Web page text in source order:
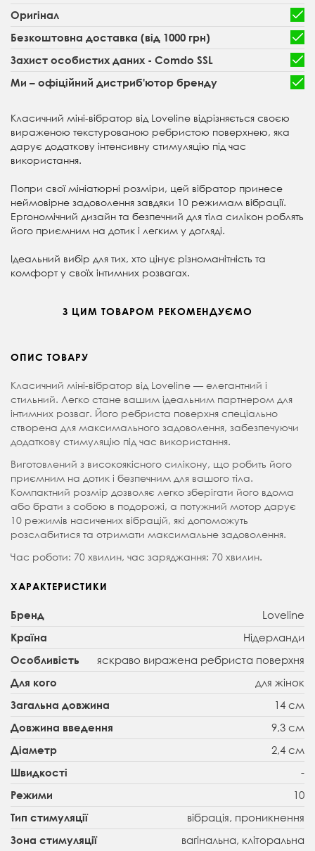
Оригінал
Безкоштовна доставка (від 1000 грн)
Захист особистих даних - Comdo SSL
Ми – офіційний дистриб'ютор бренду
Класичний міні-вібратор від Loveline відрізняється своєю
вираженою текстурованою ребристою поверхнею, яка
дарує додаткову інтенсивну стимуляцію під час
використання.
Попри свої мініатюрні розміри, цей вібратор принесе
неймовірне задоволення завдяки 10 режимам вібрації.
Ергономічний дизайн та безпечний для тіла силікон роблять
його приємним на дотик і легким у догляді.
Ідеальний вибір для тих, хто цінує різноманітність та
комфорт у своїх інтимних розвагах.
З ЦИМ ТОВАРОМ РЕКОМЕНДУЄМО
ОПИС ТОВАРУ
Класичний міні-вібратор від Loveline — елегантний і
стильний. Легко стане вашим ідеальним партнером для
інтимних розваг. Його ребриста поверхня спеціально
створена для максимального задоволення, забезпечуючи
додаткову стимуляцію під час використання.
Виготовлений з високоякісного силікону, що робить його
приємним на дотик і безпечним для вашого тіла.
Компактний розмір дозволяє легко зберігати його вдома
або брати з собою в подорожі, а потужний мотор дарує
10 режимів насичених вібрацій, які допоможуть
розслабитися та отримати максимальне задоволення.
Час роботи: 70 хвилин, час заряджання: 70 хвилин.
ХАРАКТЕРИСТИКИ
Бренд Loveline
Країна Нідерланди
Особливість яскраво виражена ребриста поверхня
Для кого для жінок
Загальна довжина 14 см
Довжина введення 9,3 см
Діаметр 2,4 см
Швидкості -
Режими 10
Тип стимуляції вібрація, проникнення
Зона стимуляції вагінальна, кліторальна